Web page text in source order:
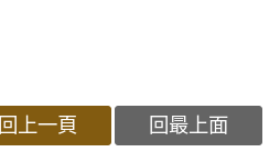
回上一頁 回最上面